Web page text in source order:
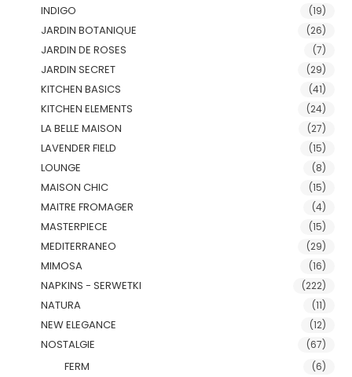
INDIGO (19)
JARDIN BOTANIQUE (26)
JARDIN DE ROSES (7)
JARDIN SECRET (29)
KITCHEN BASICS (41)
KITCHEN ELEMENTS (24)
LA BELLE MAISON (27)
LAVENDER FIELD (15)
LOUNGE (8)
MAISON CHIC (15)
MAITRE FROMAGER (4)
MASTERPIECE (15)
MEDITERRANEO (29)
MIMOSA (16)
NAPKINS - SERWETKI (222)
NATURA (11)
NEW ELEGANCE (12)
NOSTALGIE (67)
FERM (6)